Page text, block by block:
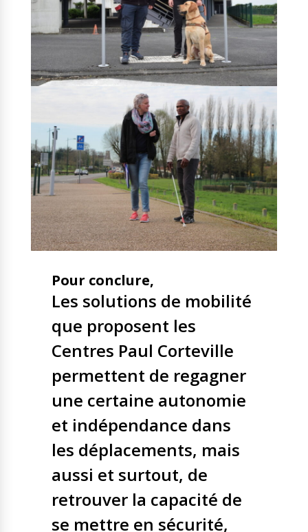
Pour conclure,
Les solutions de mobilité
que proposent les
Centres Paul Corteville
permettent de regagner
une certaine autonomie
et indépendance dans
les déplacements, mais
aussi et surtout, de
retrouver la capacité de
se mettre en sécurité,